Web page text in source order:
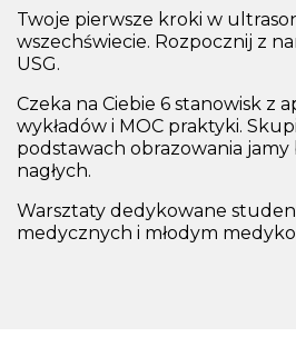
Twoje pierwsze kroki w
wszechświecie. Rozpocznij z
USG.
Czeka na Ciebie 6 stanowisk z
wykładów i MOC praktyki.
podstawach obrazowania
nagłych.
Warsztaty dedykowane
medycznych i młodym